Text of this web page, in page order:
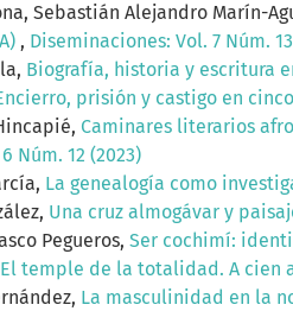
Sebastián Alejandro Marín-
, Diseminaciones: Vol. 7 Núm.
Biografía, historia y escritura
prisión y castigo en
Caminares literarios
Núm. 12 (2023)
La genealogía como
Una cruz almogávar y
Pegueros, Ser cochimí:
El temple de la totalidad. A cien
La masculinidad en la